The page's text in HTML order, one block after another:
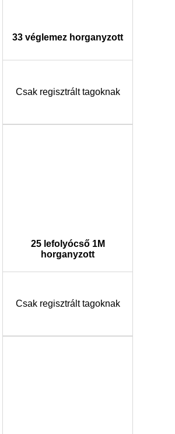
33 véglemez horganyzott
Csak regisztrált tagoknak
25 lefolyócső 1M
horganyzott
Csak regisztrált tagoknak